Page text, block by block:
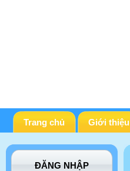
Trang chủ Giới thiệu
ĐĂNG NHẬP